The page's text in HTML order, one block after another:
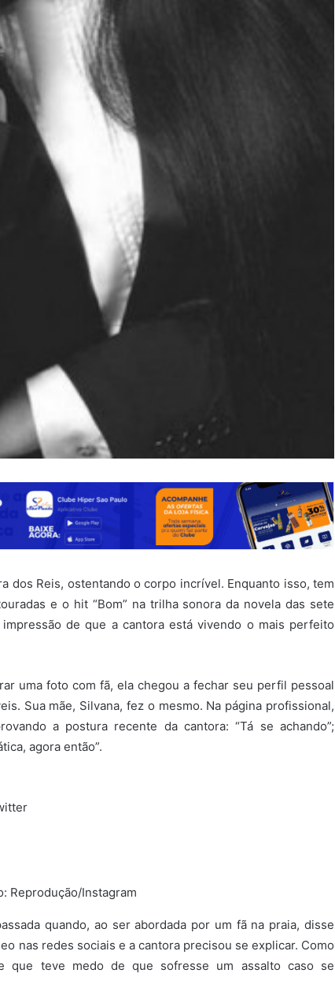
dos Reis, ostentando o corpo incrível. Enquanto isso, tem
e o hit “Bom” na trilha sonora da novela das sete
de que a cantora está vivendo o mais perfeito
uma foto com fã, ela chegou a fechar seu perfil pessoal
Sua mãe, Silvana, fez o mesmo. Na página profissional,
a postura recente da cantora: “Tá se achando”;
agora então”.
Reprodução/Instagram
quando, ao ser abordada por um fã na praia, disse
nas redes sociais e a cantora precisou se explicar. Como
que teve medo de que sofresse um assalto caso se